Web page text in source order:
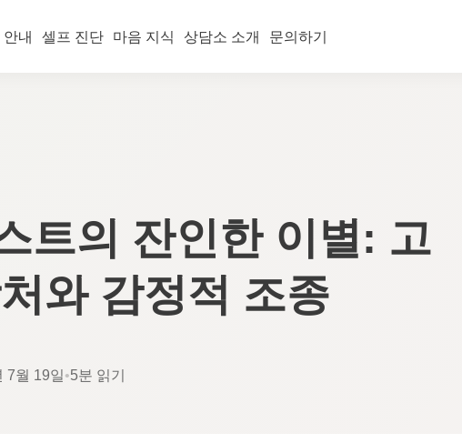
내 셀프 진단 마음 지식 상담소 소개 문의하기
트의 잔인한 이별: 고
와 감정적 조종
7월 19일•5분 읽기